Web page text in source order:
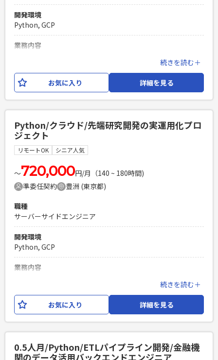
開発環境
Python, GCP
業務内容
の複数システムで蓄積されたデータを GCP上に集約（DL）す
る機能を実装いただきます。 また、要求に応じてDWHも設
計・構築いただきます。 【ポジション】PG 【開発環境】
・Pythonでの開発経験3年以上 ・基本設計〜開発の経験 ・エ
ンドユーザーとコミュニケーションをとりながら業務を推進
できる方 ・クラウド環境（Google Cloud等）を利用した開発
経験3年以上 ・データ連携処理の実装経験 ・スケジュール管
理をして1人称で設計開発作業を進められる方
PHPを用いたWebサービスの開発経験4年以上
Laravelを用いた開発経験1年以上
エンジニア複数人のチームでの開発経験
続きを読む＋
お気に入り 詳細を見る
Python/クラウド/先端研究開発の実運用化プロ
ジェクト
リモートOK シニア人気
〜720,000円/月（140 ~ 180時間)
準委任契約
豊洲 (東京都)
職種
サーバーサイドエンジニア
開発環境
Python, GCP
業務内容
7,000～8,000ステップ）の実運用化プロジェクトです。 研究
段階のプログラムを実際の業務で利用できるシステムへブラ
ッシュアップするため、 設計書の作成から実装、テスト（テ
築など、 先端技術を活用したプロジェクトへの参画を予定し
続きを読む＋
お気に入り 詳細を見る
0.5人月/Python/ETLパイプライン開発/金融機
関のデータ活用バックエンドエンジニア